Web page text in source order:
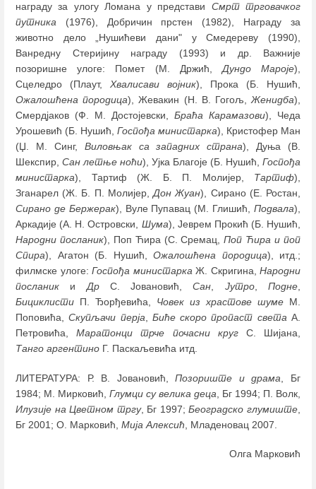
награду за улогу Ломана у представи Смрт трговачког
путника (1976), Добричин прстен (1982), Награду за
животно дело „Нушићеви дани" у Смедереву (1990),
Ванредну Стеријину награду (1993) и др. Важније
позоришне улоге: Помет (М. Држић,Дундо Мароје),
Сцеледро (Плаут, Хвалисави војник), Прока (Б. Нушић,
Ожалошћена породица), Жевакин (Н. В. Гогољ,Женидба),
Смердјаков (Ф. М. Достојевски, Браћа Карамазови), Чеда
Урошевић (Б. Нушић, Госпођа министарка), Кристофер Ман
(Џ. М. Синг, Виловњак са западних страна), Дуња (В.
Шекспир, Сан летње ноћи), Ујка Благоје (Б. Нушић, Госпођа
министарка), Тартиф (Ж. Б. П. Молијер, Тартиф),
Зганарел (Ж. Б. П. Молијер,Дон Жуан), Сирано (Е. Ростан,
Сирано де Бержерак), Вуле Пупавац (М. Глишић,Подвала),
Аркадије (А. Н. Островски, Шума), Јеврем Прокић (Б. Нушић,
Народни посланик), Поп Ћира (С. Сремац,Поп Ћира и поп
Спира), Агатон (Б. Нушић, Ожалошћена породица), итд.;
филмске улоге: Госпођа министаркаЖ. Скригина, Народни
посланик иДрС. Јовановић,Сан, Јутро,Подне,
Бициклисти П. Ђорђевића, Човек из храстове шуме М.
Поповића,Скупљачи перја, Биће скоро пропаст светаА.
Петровића,Маратонци трче почасни кругС. Шијана,
Танго аргентино Г. Паскаљевића итд.
ЛИТЕРАТУРА: Р. В. Јовановић,Позориште и драма , Бг
1984; М. Мирковић, Глумци су велика деца , Бг 1994; П. Волк,
Илузије на Цветном тргу, Бг 1997;Београдско глумиште
Бг 2001; О. Марковић, Мија Алексић , Младеновац 2007.
Олга Марковић